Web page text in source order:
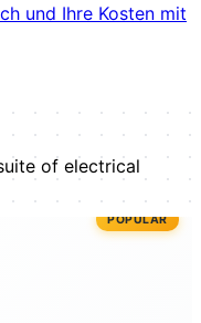
und Ihre Kosten mit
of electrical
POPULAR